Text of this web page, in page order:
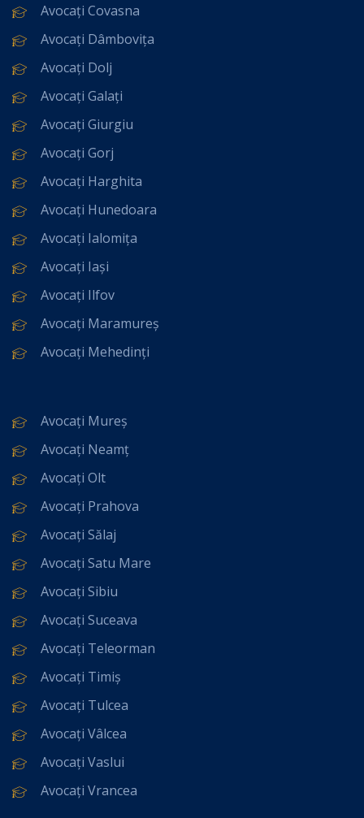
Avocați Covasna
Avocați Dâmbovița
Avocați Dolj
Avocați Galați
Avocați Giurgiu
Avocați Gorj
Avocați Harghita
Avocați Hunedoara
Avocați Ialomița
Avocați Iași
Avocați Ilfov
Avocați Maramureș
Avocați Mehedinți
Avocați Mureș
Avocați Neamț
Avocați Olt
Avocați Prahova
Avocați Sălaj
Avocați Satu Mare
Avocați Sibiu
Avocați Suceava
Avocați Teleorman
Avocați Timiș
Avocați Tulcea
Avocați Vâlcea
Avocați Vaslui
Avocați Vrancea